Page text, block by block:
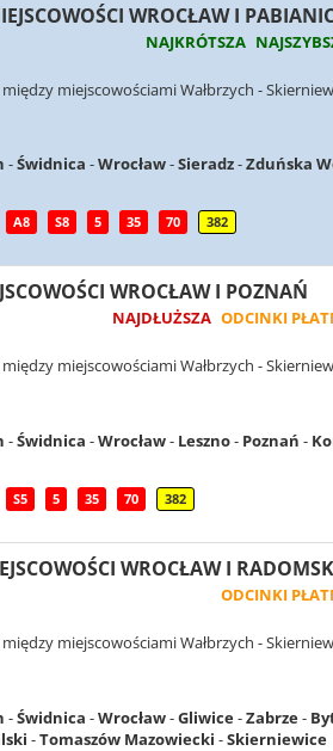
WROCŁAW I
NAJKRÓTSZA
między miejscowościami Wałbrzych -
-Świdnica -Wrocław-Sieradz-Zduńska
A8 S8 5 35 70 382
WROCŁAW I POZNAŃ
NAJDŁUŻSZA ODCINKI
między miejscowościami Wałbrzych -
-Świdnica -Wrocław- Leszno- Poznań -
S5 5 35 70 382
WROCŁAW I
ODCINKI
między miejscowościami Wałbrzych -
-Świdnica -Wrocław-Gliwice-Zabrze-
-Tomaszów Mazowiecki -Skierniewice